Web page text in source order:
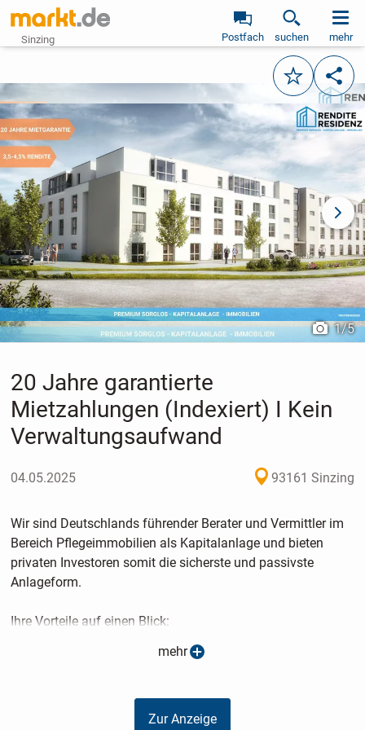
Sinzing Postfach suchen mehr
Merken
vorheriges Bild
1/5
20 Jahre garantierte
Mietzahlungen (Indexiert) I Kein
Verwaltungsaufwand
04.05.2025 93161 Sinzing
Wir sind Deutschlands führender Berater und Vermittler im
Bereich Pflegeimmobilien als Kapitalanlage und bieten
privaten Investoren somit die sicherste und passivste
Anlageform.
Ihre Vorteile auf einen Blick:
- Die Mieten sind nach SGB XI staatlich abgesichert
- Auch bei Leerstand erhalten Sie Ihre Miete
- Ihre Anlage ist unabhängig von Finanzmärkten
mehr
Zur Anzeige